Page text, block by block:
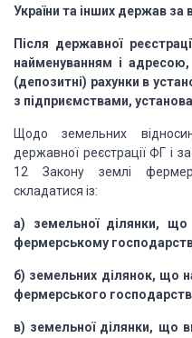
України та інших держав
Після державної
найменуванням і
(депозитні) рахунки в
з підприємствами,
Щодо земельних
державної реєстрації ФГ і
12 Закону землі
складатися із:
а) земельної ділянки, що
фермерському
б) земельних ділянок, що
фермерського
в) земельної ділянки, що